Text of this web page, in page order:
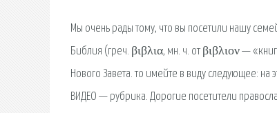
Мы очень рады тому, что вы посетили нашу
Библия (греч. βιβλια, мн. ч. от βιβλιον —
Нового Завета. то имейте в виду следующее: на
ВИДЕО — рубрика. Дорогие посетители